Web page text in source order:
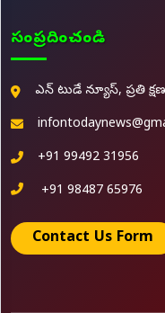
సంప్రదించండి
ఎన్ టుడే న్యూస్, ప్రతి
+91 99492 31956
+91 98487 65976
Contact Us Form